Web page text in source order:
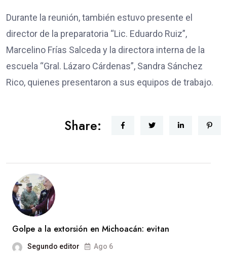
Durante la reunión, también estuvo presente el
director de la preparatoria “Lic. Eduardo Ruiz”,
Marcelino Frías Salceda y la directora interna de la
escuela “Gral. Lázaro Cárdenas”, Sandra Sánchez
Rico, quienes presentaron a sus equipos de trabajo.
Share:
Golpe a la extorsión en Michoacán: evitan
Segundo editor Ago 6